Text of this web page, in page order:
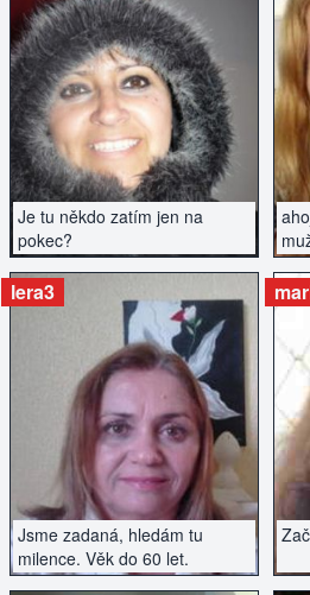
Je tu někdo zatím jen na
pokec?
ZOBRAZIT INZERÁT
s
Jsme zadaná, hledám tu
milence. Věk do 60 let.
lera3
ZOBRAZIT INZERÁT